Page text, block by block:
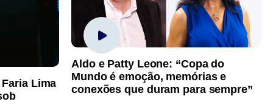
Lima
Aldo e Patty Leone: “Copa do
Mundo é emoção, memórias e
conexões que duram para sempre”